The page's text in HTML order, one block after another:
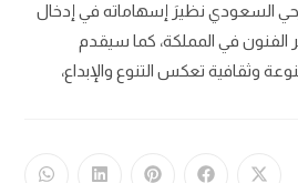
السعودي نظيرَ إسهاماته في إدخال
في المملكة، كما سيقدم
وثقافية تعكس التنوع والإبداع،